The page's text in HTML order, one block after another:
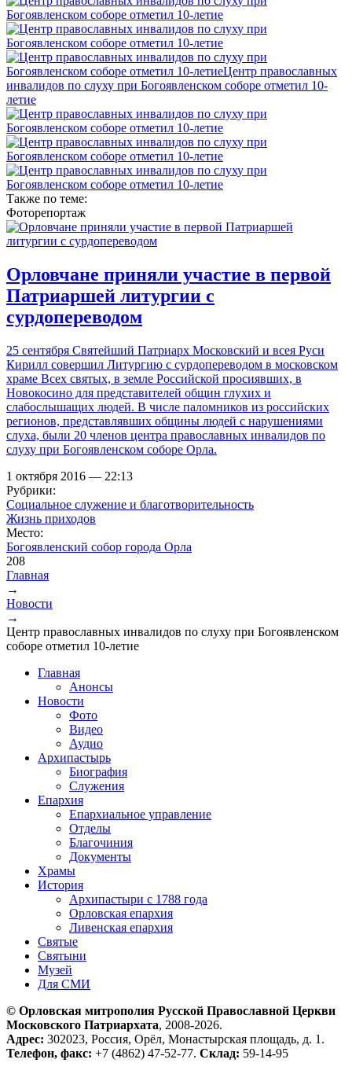
Также по теме:
Фоторепортаж
Орловчане приняли участие в первой
Патриаршей литургии с
сурдопереводом
25 сентября Святейший Патриарх Московский и всея Руси
Кирилл совершил Литургию с сурдопереводом в московском
храме Всех святых, в земле Российской просиявших, в
Новокосино для представителей общин глухих и
слабослышащих людей. В числе паломников из российских
регионов, представлявших общины людей с нарушениями
слуха, были 20 членов центра православных инвалидов по
слуху при Богоявленском соборе Орла.
1 октября 2016 — 22:13
Рубрики:
Социальное служение и благотворительность
Жизнь приходов
Место:
Богоявленский собор города Орла
208
Вы здесь
Главная
→
Новости
→
Центр православных инвалидов по слуху при Богоявленском
соборе отметил 10-летие
Главная
Анонсы
Новости
Фото
Видео
Аудио
Архипастырь
Биография
Служения
Епархия
Епархиальное управление
Отделы
Благочиния
Документы
Храмы
История
Архипастыри с 1788 года
Орловская епархия
Ливенская епархия
Святые
Святыни
Музей
Для СМИ
© Орловская митрополия Русской Православной Церкви
Московского Патриархата, 2008-2026.
Адрес: 302023, Россия, Орёл, Монастырская площадь, д. 1.
Телефон, факс: +7 (4862) 47-52-77. Склад: 59-14-95